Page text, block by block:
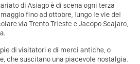
di Asiago è di scena ogni terza
fino ad ottobre, lungo le vie del
via Trento Trieste e Jacopo Scajaro,
di visitatori e di merci antiche, o
che suscitano una piacevole nostalgia.